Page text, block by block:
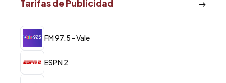
Tarifas de Publicidad
FM 97.5 - Vale
ESPN 2